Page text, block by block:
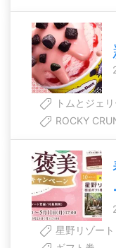
トムとジェ
ROCKY
星野リゾート